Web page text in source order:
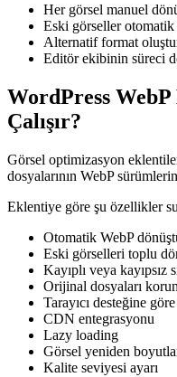
Her görsel manuel
Eski görseller otomatik
Alternatif format
Editör ekibinin süreci
WordPress
Çalışır?
Görsel optimizasyon
dosyalarının WebP
Eklentiye göre şu özellikler
Otomatik WebP
Eski görselleri toplu
Kayıplı veya kayıpsız
Orijinal dosyaları
Tarayıcı desteğine
CDN entegrasyonu
Lazy loading
Görsel yeniden
Kalite seviyesi ayarı